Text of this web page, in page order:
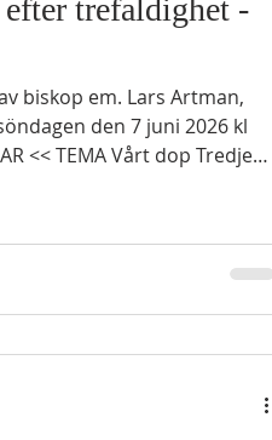
efter trefaldighet -
biskop em. Lars Artman,
den 7 juni 2026 kl
<< TEMA Vårt dop Tredje
från all er orenhet och från